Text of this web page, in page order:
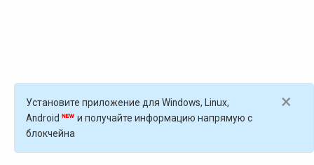
×
Установите приложение для Windows, Linux,
Android
и получайте информацию напрямую с
блокчейна